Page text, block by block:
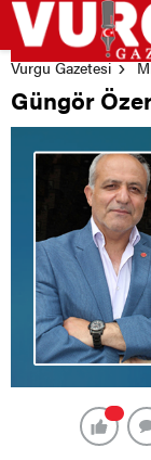
Vurgu Gazetesi
Güngör